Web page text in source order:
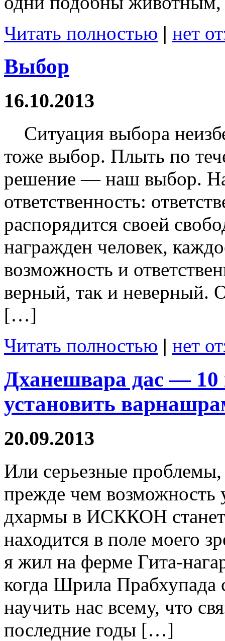
Читать полностью | нет
Выбор
16.10.2013
Ситуация выбора
тоже выбор. Плыть по
решение — наш выбор. На
ответственность:
распорядится своей
награжден человек,
возможность и
верный, так и неверный.
[…]
Читать полностью | нет
Дханешвара дас —
установить
20.09.2013
Или серьезные
прежде чем возможность
дхармы в ИСККОН
находится в поле моего
я жил на ферме Гита-
когда Шрила Прабхупада
научить нас всему, что
последние годы […]